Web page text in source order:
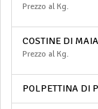
Prezzo al Kg.
COSTINE DI
Prezzo al Kg.
POLPETTINA DI